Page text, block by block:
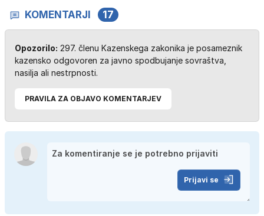
KOMENTARJI 17
Opozorilo: 297. členu Kazenskega zakonika je posameznik
kazensko odgovoren za javno spodbujanje sovraštva,
nasilja ali nestrpnosti.
PRAVILA ZA OBJAVO KOMENTARJEV
Prijavi se